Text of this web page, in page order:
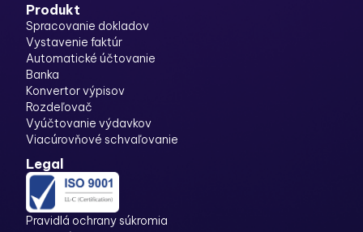
Produkt
Spracovanie dokladov
Vystavenie faktúr
Automatické účtovanie
Banka
Konvertor výpisov
Rozdeľovač
Vyúčtovanie výdavkov
Viacúrovňové schvaľovanie
Legal
Pravidlá ochrany súkromia